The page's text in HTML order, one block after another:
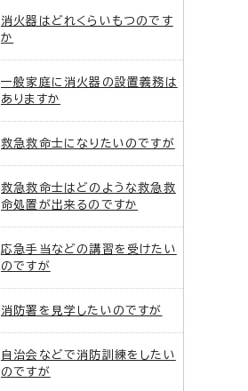
消火器はどれくらいもつのです
か
一般家庭に消火器の設置義務は
ありますか
救急救命士になりたいのですが
救急救命士はどのような救急救
命処置が出来るのですか
応急手当などの講習を受けたい
のですが
消防署を見学したいのですが
自治会などで消防訓練をしたい
のですが